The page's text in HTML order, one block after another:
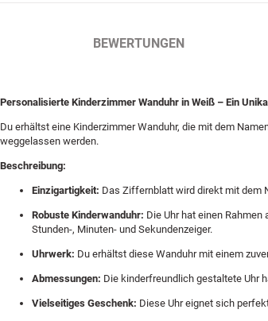
BEWERTUNGEN
Personalisierte Kinderzimmer Wanduhr in Weiß – Ein
Du erhältst eine Kinderzimmer Wanduhr, die mit dem
weggelassen werden.
Beschreibung:
Einzigartigkeit: Das Ziffernblatt wird direkt mit dem
Robuste Kinderwanduhr: Die Uhr hat einen
Stunden-, Minuten- und Sekundenzeiger.
Uhrwerk: Du erhältst diese Wanduhr mit einem
Abmessungen: Die kinderfreundlich gestaltete Uhr
Vielseitiges Geschenk: Diese Uhr eignet sich